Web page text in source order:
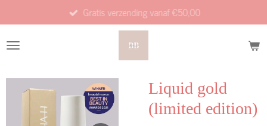
direct
naar
Gratis verzending vanaf €50,00
Liquid gold
(limited edition)